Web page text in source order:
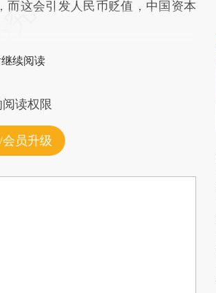
而这会引发人民币贬值，中国资本
续阅读
读权限
员升级